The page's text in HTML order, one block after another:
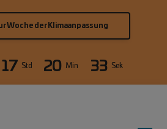
Woche der Klimaanpassung
17 Std 20 Min 33 Sek